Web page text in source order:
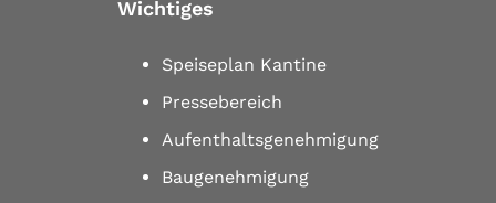
Wichtiges
Speiseplan Kantine
Pressebereich
Aufenthaltsgenehmigung
Baugenehmigung